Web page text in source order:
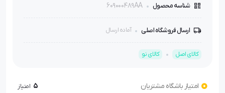
شناسه محصول 609000489AA
ارسال فروشگاه اصلی آماده ارسال
کالای اصل کالای نو
امتیاز باشگاه مشتریان 5 امتیاز